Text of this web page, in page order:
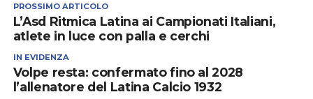
PROSSIMO ARTICOLO
L’Asd Ritmica Latina ai Campionati Italiani,
atlete in luce con palla e cerchi
IN EVIDENZA
Volpe resta: confermato fino al 2028
l’allenatore del Latina Calcio 1932